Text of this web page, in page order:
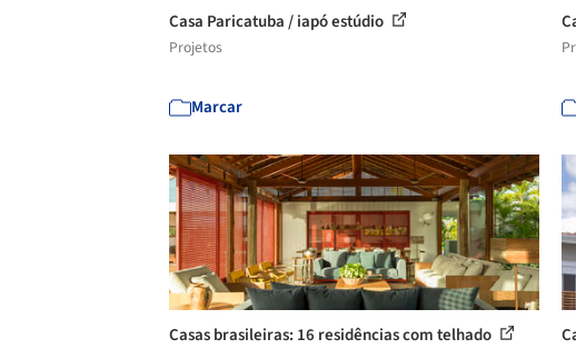
Casa Paricatuba / iapó estúdio
Projetos
Marcar
Casas brasileiras: 16 residências com telhado